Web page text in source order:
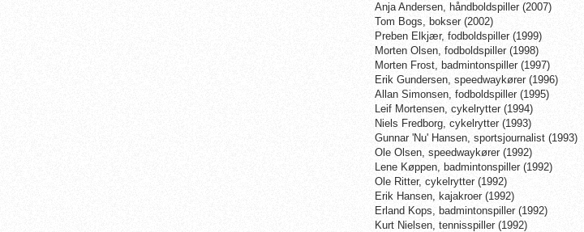
Anja Andersen, håndboldspiller (2007)
Tom Bogs, bokser (2002)
Preben Elkjær, fodboldspiller (1999)
Morten Olsen, fodboldspiller (1998)
Morten Frost, badmintonspiller (1997)
Erik Gundersen, speedwaykører (1996)
Allan Simonsen, fodboldspiller (1995)
Leif Mortensen, cykelrytter (1994)
Niels Fredborg, cykelrytter (1993)
Gunnar 'Nu' Hansen, sportsjournalist (1993)
Ole Olsen, speedwaykører (1992)
Lene Køppen, badmintonspiller (1992)
Ole Ritter, cykelrytter (1992)
Erik Hansen, kajakroer (1992)
Erland Kops, badmintonspiller (1992)
Kurt Nielsen, tennisspiller (1992)